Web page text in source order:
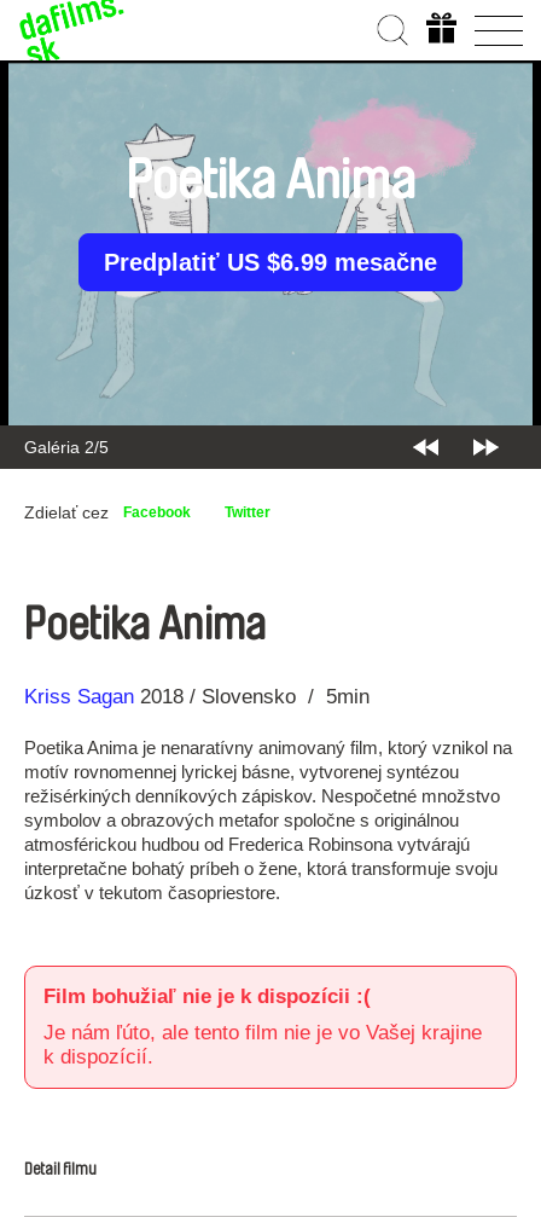
Galéria 2/5
Poetika Anima
Predplatiť US $6.99 mesačne
Zdielať cez Facebook Twitter
Poetika Anima
Réžia
Kriss Sagan
Rok
2018 Slovensko 5min
Poetika Anima je nenaratívny animovaný film, ktorý vznikol na
motív rovnomennej lyrickej básne, vytvorenej syntézou
režisérkiných denníkových zápiskov. Nespočetné množstvo
symbolov a obrazových metafor spoločne s originálnou
atmosférickou hudbou od Frederica Robinsona vytvárajú
interpretačne bohatý príbeh o žene, ktorá transformuje svoju
úzkosť v tekutom časopriestore.
Film bohužiaľ nie je k dispozícii :(
Je nám ľúto, ale tento film nie je vo Vašej krajine
k dispozícií.
Detail filmu